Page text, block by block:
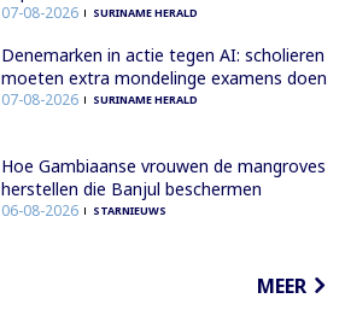
07-08-2026 SURINAME HERALD
Denemarken in actie tegen AI: scholieren
moeten extra mondelinge examens doen
07-08-2026 SURINAME HERALD
Hoe Gambiaanse vrouwen de mangroves
herstellen die Banjul beschermen
06-08-2026 STARNIEUWS
MEER